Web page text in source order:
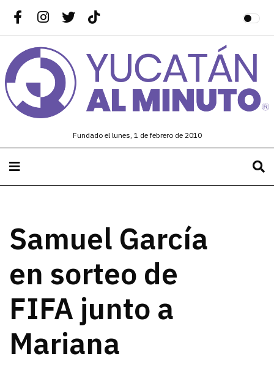
Fundado el lunes, 1 de febrero de 2010
Samuel García
en sorteo de
FIFA junto a
Mariana